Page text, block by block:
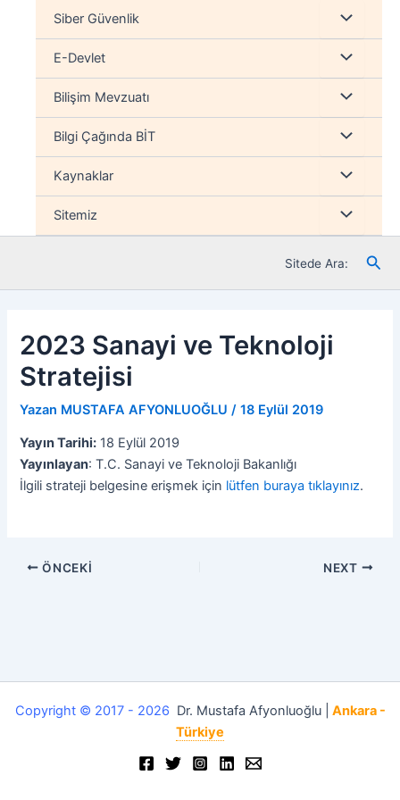
Siber Güvenlik Menu
düğmesi
E-Devlet Menu
düğmesi
Bilişim Mevzuatı Menu
düğmesi
Bilgi Çağında BİT Menu
düğmesi
Kaynaklar Menu
düğmesi
Sitemiz Menu
düğmesi
Sitede Ara:
2023 Sanayi ve Teknoloji
Stratejisi
Yazan MUSTAFA AFYONLUOĞLU/18 Eylül 2019
Yayın Tarihi: 18 Eylül 2019
Yayınlayan: T.C. Sanayi ve Teknoloji Bakanlığı
İlgili strateji belgesine erişmek için lütfen buraya tıklayınız.
ÖNCEKI NEXT
Copyright © 2017 - 2026 Dr. Mustafa Afyonluoğlu |
Ankara -
Türkiye